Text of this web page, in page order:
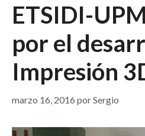
ETSIDI-
por el
Impresión
marzo 16, 2016 porSergio